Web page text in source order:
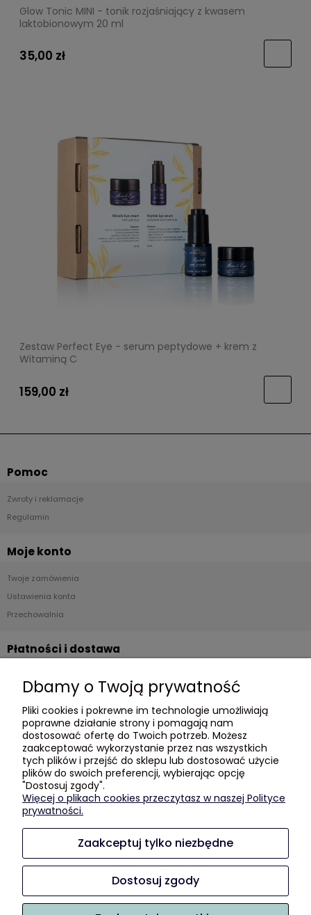
Glow Tonic MINI - tonik rozjaśniający z kwasem
laktobionowym 20 ml
35,00 zł
Zestaw Perfect Eye - serum peptydowe + krem z
Witaminą C
159,00 zł
Pomoc
Zwroty i reklamacje
Regulamin
Moje konto
Twoje zamówienia
Ustawienia konta
Przechowalnia
Płatności i dostawa
Czas i koszty dostawy
Czas realizacji zamówienia
Informacje
Blog
Polityka prywatności
GDZIE KUPIĆ?
Kontakt i dane firmy
Dbamy o Twoją prywatność
Pliki cookies i pokrewne im technologie umożliwiają
poprawne działanie strony i pomagają nam
dostosować ofertę do Twoich potrzeb. Możesz
zaakceptować wykorzystanie przez nas wszystkich
tych plików i przejść do sklepu lub dostosować użycie
plików do swoich preferencji, wybierając opcję
"Dostosuj zgody".
Więcej o plikach cookies przeczytasz w naszej Polityce
prywatności.
Zaakceptuj tylko niezbędne
Dostosuj zgody